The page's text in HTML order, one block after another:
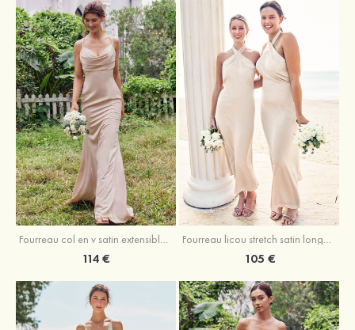
Fourreau col en v satin extensible ras du sol robe de demoiselle d'honneur
114 €
Fourreau licou stretch satin longueur cheville robe de demoiselle d'honneur
105 €